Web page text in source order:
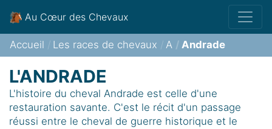
Au Cœur des Chevaux
Accueil Les races de chevaux A Andrade
L'ANDRADE
L'histoire du cheval Andrade est celle d'une
restauration savante. C'est le récit d'un passage
réussi entre le cheval de guerre historique et le